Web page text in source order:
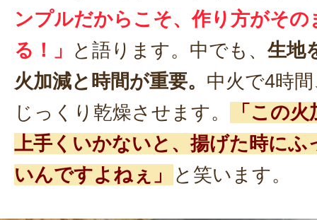
ンプルだからこそ、作り方がその
る！」
と語ります。中でも、 生地
火加減と時間が重要。 中火で4時
じっくり乾燥させます。
「この
上手くいかないと、揚げた時にふ
いんですよねぇ」
と笑います。